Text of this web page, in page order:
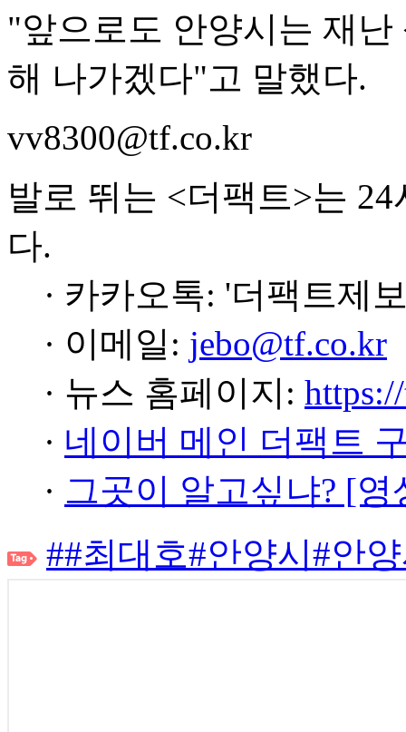
"앞으로도 안양시는 재
해 나가겠다"고 말했다.
vv8300@tf.co.kr
발로 뛰는 <더팩트>는
다.
· 카카오톡: '더팩트제
· 이메일: jebo@tf.co.kr
· 뉴스 홈페이지:
· 네이버 메인 더팩트
· 그곳이 알고싶냐? [
##최대호#안양시#안